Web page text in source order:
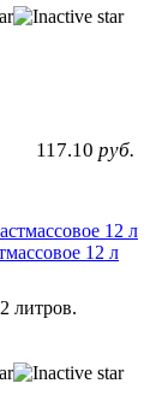
117.10 руб.
12 л
литров.